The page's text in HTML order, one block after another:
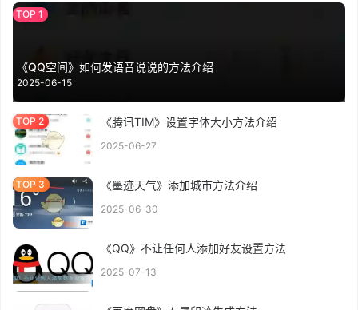
《QQ空间》如何发语音说说的方法介绍
2025-06-15
《腾讯TIM》设置字体大小方法介绍
2025-06-27
《墨迹天气》添加城市方法介绍
2025-06-30
《QQ》不让任何人添加好友设置方法
2025-07-13